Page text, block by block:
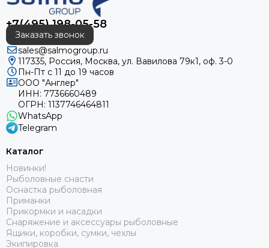
+7(495) 198-05-58
Заказать звонок
sales@salmogroup.ru
117335, Россия, Москва, ул. Вавилова 79к1, оф. 3-0
Пн-Пт с 11 до 19 часов
ООО "Англер"
ИНН: 7736660489
ОГРН: 1137746464811
WhatsApp
Telegram
Каталог
Новинки!
Рыболовные снасти
Оснастка рыболовная
Приманки
Прикормки и насадки
Снаряжение и аксессуары рыболовные
Ящики, коробки, сумки, чехлы
Экипировка